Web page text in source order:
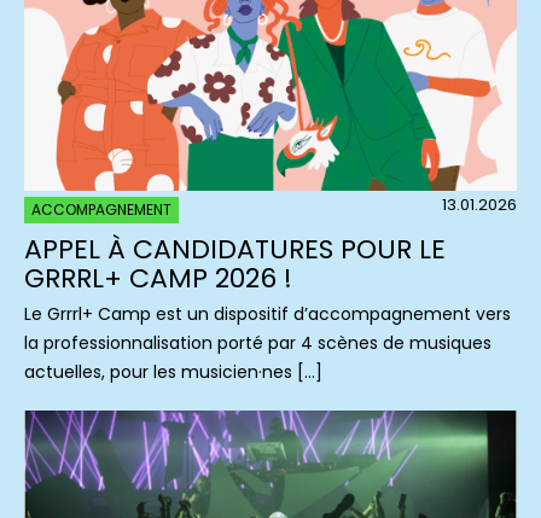
ACCOMPAGNEMENT 13.01.2026
APPEL À CANDIDATURES POUR LE
GRRRL+ CAMP 2026 !
Le Grrrl+ Camp est un dispositif d’accompagnement vers
la professionnalisation porté par 4 scènes de musiques
actuelles, pour les musicien·nes […]